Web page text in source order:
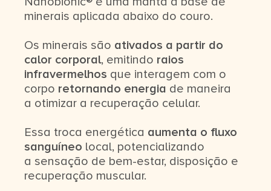
minerais aplicada abaixo do couro.
Os minerais são ativados a partir do
calor corporal, emitindo raios
infravermelhos que interagem com o
corpo retornando energia de maneira
a otimizar a recuperação celular.
Essa troca energética aumenta o fluxo
sanguíneo local, potencializando
a sensação de bem-estar, disposição e
recuperação muscular.